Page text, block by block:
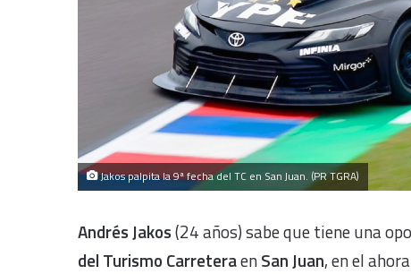
Jakos palpita la 9ª fecha del TC en San Juan. (PR TGRA)
Andrés Jakos(24 años) sabe que tiene una
del Turismo CarreteraenSan Juan, en el